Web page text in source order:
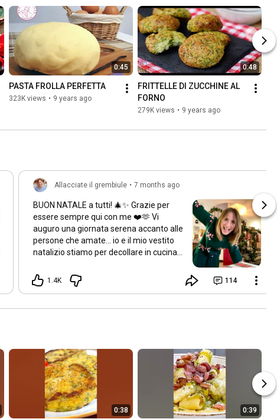
0:45
PASTA FROLLA PERFETTA
323K views • 9 years ago
0:48
FRITTELLE DI ZUCCHINE AL
FORNO
279K views • 9 years ago
Allacciate il grembiule • 7 months ago
BUON NATALE a tutti! 🎄✨ Grazie per
essere sempre qui con me ❤️🫶 Vi
auguro una giornata serena accanto alle
persone che amate… io e il mio vestito
natalizio stiamo per decollare in cucina!
non esagerate 😬) e riempitevi il cuore di
cose belle. Un abbraccione a tutti e
#natale2025#allacciateilgrembiule
1.4K 114
0:38 0:39